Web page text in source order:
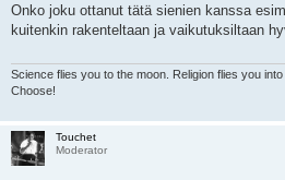
s
Onko joku ottanut tätä sienien kanssa
kuitenkin rakenteltaan ja vaikutuksiltaan
Science flies you to the moon. Religion flies you
Choose!
Touchet
Moderator